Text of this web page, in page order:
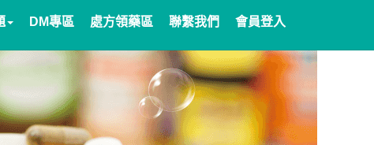
DM專區 處方領藥區 聯繫我們 會員登入